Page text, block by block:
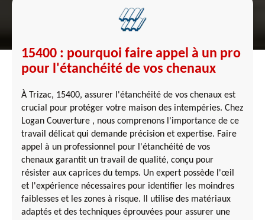
15400 : pourquoi faire appel à un pro
pour l'étanchéité de vos chenaux
À Trizac, 15400, assurer l'étanchéité de vos chenaux est
crucial pour protéger votre maison des intempéries. Chez
Logan Couverture , nous comprenons l'importance de ce
travail délicat qui demande précision et expertise. Faire
appel à un professionnel pour l'étanchéité de vos
chenaux garantit un travail de qualité, conçu pour
résister aux caprices du temps. Un expert possède l'œil
et l'expérience nécessaires pour identifier les moindres
faiblesses et les zones à risque. Il utilise des matériaux
adaptés et des techniques éprouvées pour assurer une